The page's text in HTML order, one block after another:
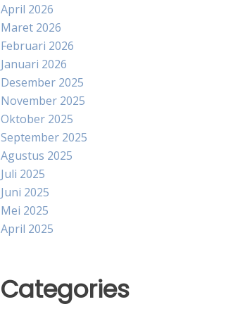
April 2026
Maret 2026
Februari 2026
Januari 2026
Desember 2025
November 2025
Oktober 2025
September 2025
Agustus 2025
Juli 2025
Juni 2025
Mei 2025
April 2025
Categories